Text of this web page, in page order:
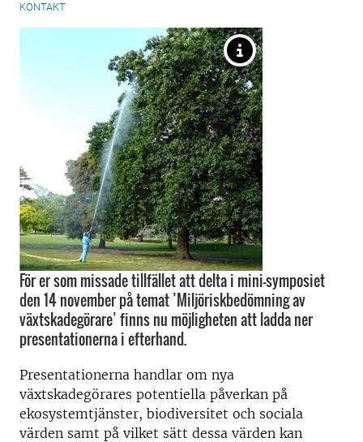
KONTAKT
För er som missade tillfället att delta i mini-symposiet
den 14 november på temat ’Miljöriskbedömning av
växtskadegörare’ finns nu möjligheten att ladda ner
presentationerna i efterhand.
Presentationerna handlar om nya
växtskadegörares potentiella påverkan på
ekosystemtjänster, biodiversitet och sociala
värden samt på vilket sätt dessa värden kan